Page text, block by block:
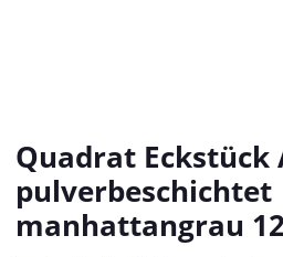
Quadrat Eckstück
pulverbeschichtet
manhattangrau